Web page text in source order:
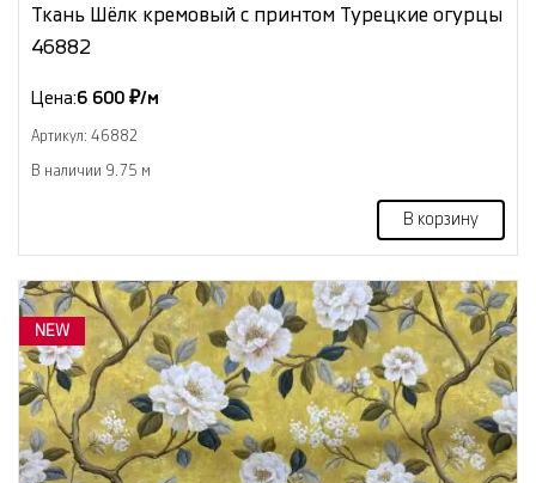
Ткань Шёлк кремовый с принтом Турецкие огурцы
46882
Цена:6 600 ₽/м
Артикул: 46882
В наличии 9.75 м
В корзину
NEW